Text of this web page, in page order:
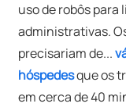
uso de robôs
administrativas.
precisariam de...
hóspedesque os
em cerca de 40